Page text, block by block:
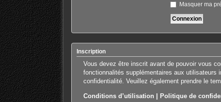
Masquer ma
Inscription
Vous devez être inscrit avant de pouvoir vous
fonctionnalités supplémentaires aux utilisateurs
confidentialité. Veuillez également prendre le
Conditions d’utilisation Politique de